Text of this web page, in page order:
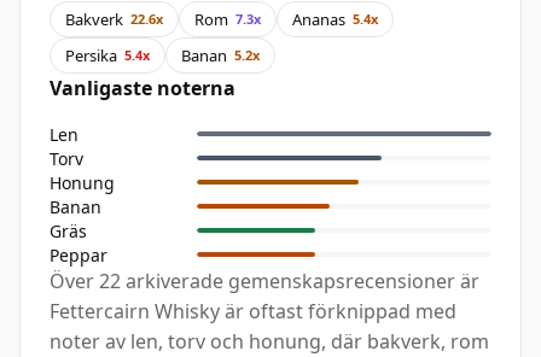
Bakverk 22.6x Rom 7.3x Ananas 5.4x
Persika 5.4x Banan 5.2x
Vanligaste noterna
Len
Torv
Honung
Banan
Gräs
Peppar
Över 22 arkiverade gemenskapsrecensioner är
Fettercairn Whisky är oftast förknippad med
noter av len, torv och honung, där bakverk, rom